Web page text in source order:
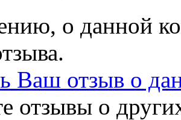
о данной
Ваш отзыв о
отзывы о